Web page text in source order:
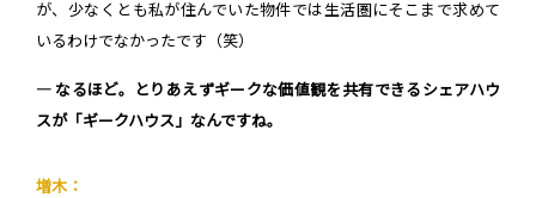
が、少なくとも私が住んでいた物件では生活圏にそこまで求めて
いるわけでなかったです（笑）
― なるほど。とりあえずギークな価値観を共有できるシェアハウ
スが「ギークハウス」なんですね。
増木：